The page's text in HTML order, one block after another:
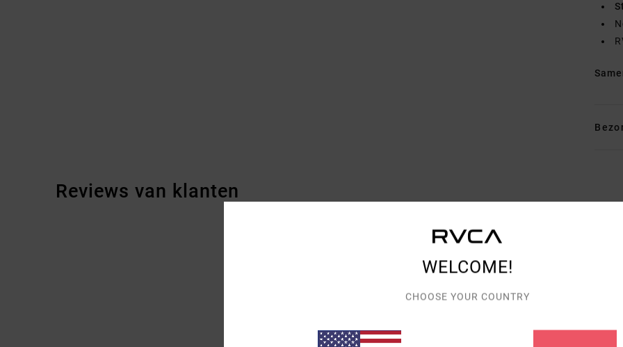
Reviews van klanten
GEMIDDELDE SCORE
4.7
GEBASEERD OP3 GEVERIFIEERDE BEOORDELINGEN
SINDS NOVEMBER 2025
100% VAN ONZE KLANTEN BEVELEN DIT PRODUCT AAN
WELCOME!
CHOOSE YOUR COUNTRY